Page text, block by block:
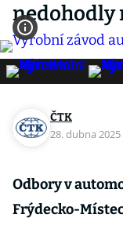
nedohodly
ČTK
28. dubna 2025
Odbory v
Frýdecko-